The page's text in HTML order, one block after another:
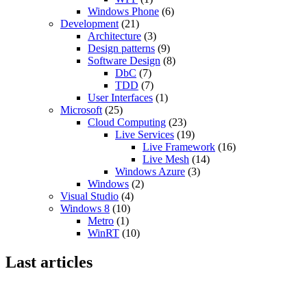
Windows Phone (6)
Development (21)
Architecture (3)
Design patterns (9)
Software Design (8)
DbC (7)
TDD (7)
User Interfaces (1)
Microsoft (25)
Cloud Computing (23)
Live Services (19)
Live Framework (16)
Live Mesh (14)
Windows Azure (3)
Windows (2)
Visual Studio (4)
Windows 8 (10)
Metro (1)
WinRT (10)
Last articles